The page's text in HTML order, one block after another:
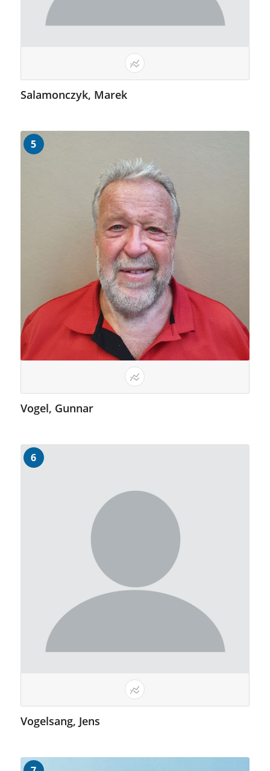
Salamonczyk, Marek
Vogel, Gunnar
5
Vogelsang, Jens
6